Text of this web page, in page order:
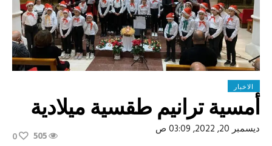
الاخبار
أمسية ترانيم طقسية ميلادية
ديسمبر 20, 2022, 03:09 ص 505
0